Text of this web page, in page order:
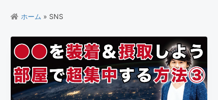
ホーム » SNS